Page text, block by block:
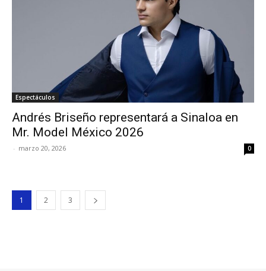
Espectáculos
Andrés Briseño representará a Sinaloa en
Mr. Model México 2026
- marzo 20, 2026 0
1 2 3